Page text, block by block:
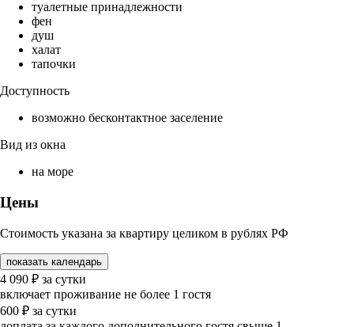
туалетные принадлежности
фен
душ
халат
тапочки
Доступность
возможно бесконтактное заселение
Вид из окна
на море
Цены
Стоимость указана за квартиру целиком в рублях РФ
показать календарь
4 090 ₽ за сутки
включает проживание не более 1 гостя
600 ₽ за сутки